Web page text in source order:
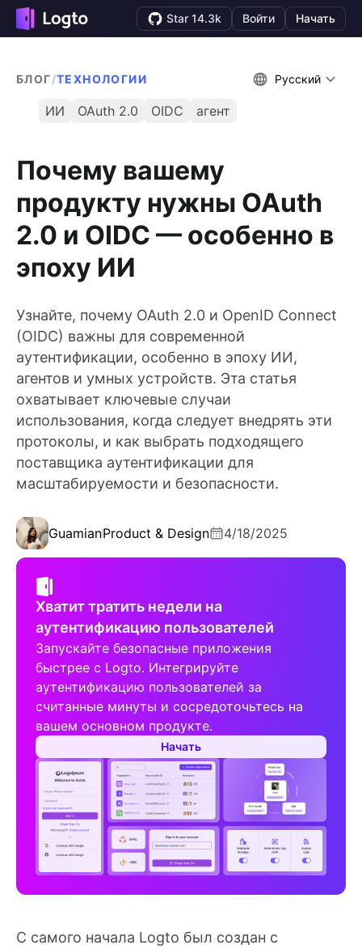
Star 14.3k Войти Начать
БЛОГ/ТЕХНОЛОГИИ Русский
ИИ OAuth 2.0 OIDC агент
Почему вашему
продукту нужны OAuth
2.0 и OIDC — особенно в
эпоху ИИ
Узнайте, почему OAuth 2.0 и OpenID Connect
(OIDC) важны для современной
аутентификации, особенно в эпоху ИИ,
агентов и умных устройств. Эта статья
охватывает ключевые случаи
использования, когда следует внедрять эти
протоколы, и как выбрать подходящего
поставщика аутентификации для
масштабируемости и безопасности.
GuamianProduct & Design 4/18/2025
Хватит тратить недели на
аутентификацию пользователей
Запускайте безопасные приложения
быстрее с Logto. Интегрируйте
аутентификацию пользователей за
считанные минуты и сосредоточьтесь на
вашем основном продукте.
Начать
С самого начала Logto был создан с